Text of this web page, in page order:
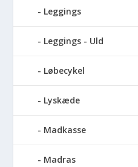
Leggings
Leggings - Uld
Løbecykel
Lyskæde
Madkasse
Madras